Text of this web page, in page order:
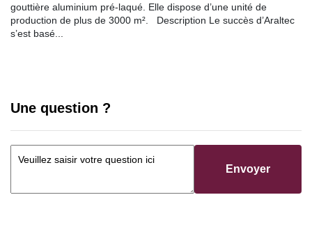
gouttière aluminium pré-laqué. Elle dispose d’une unité de
production de plus de 3000 m². Description Le succès d’Araltec
s’est basé...
Une question ?
Envoyer